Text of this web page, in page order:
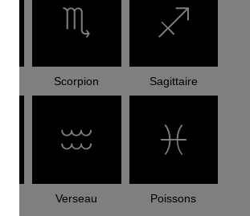
Scorpion Sagittaire
Verseau Poissons